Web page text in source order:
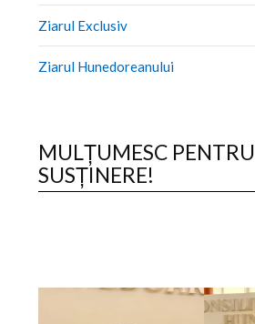
Ziarul Exclusiv
Ziarul Hunedoreanului
MULȚUMESC PENTRU
SUSȚINERE!